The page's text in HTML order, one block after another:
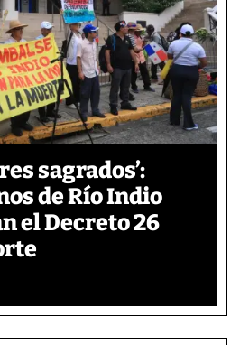
sagrados’:
de Río Indio
el Decreto 26